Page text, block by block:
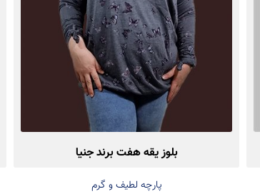
بلوز یقه هفت برند جنیا
پارچه لطیف و گرم